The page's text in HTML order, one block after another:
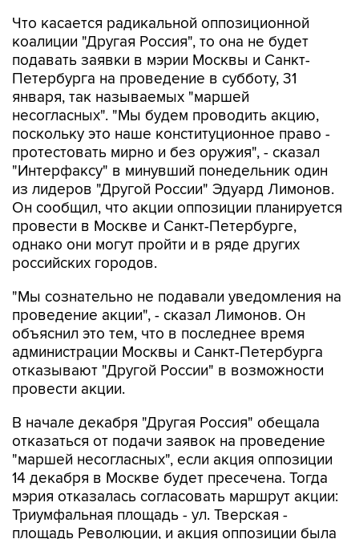
Что касается радикальной оппозиционной
коалиции "Другая Россия", то она не будет
подавать заявки в мэрии Москвы и Санкт-
Петербурга на проведение в субботу, 31
января, так называемых "маршей
несогласных". "Мы будем проводить акцию,
поскольку это наше конституционное право -
протестовать мирно и без оружия", - сказал
"Интерфаксу" в минувший понедельник один
из лидеров "Другой России" Эдуард Лимонов.
Он сообщил, что акции оппозиции планируется
провести в Москве и Санкт-Петербурге,
однако они могут пройти и в ряде других
российских городов.
"Мы сознательно не подавали уведомления на
проведение акции", - сказал Лимонов. Он
объяснил это тем, что в последнее время
администрации Москвы и Санкт-Петербурга
отказывают "Другой России" в возможности
провести акции.
В начале декабря "Другая Россия" обещала
отказаться от подачи заявок на проведение
"маршей несогласных", если акция оппозиции
14 декабря в Москве будет пресечена. Тогда
мэрия отказалась согласовать маршрут акции:
Триумфальная площадь - ул. Тверская -
площадь Революции, и акция оппозиции была